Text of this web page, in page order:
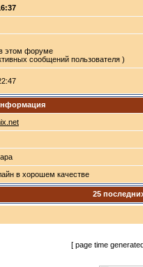
этом форуме
сообщений пользователя )
в хорошем качестве
25
[ page time